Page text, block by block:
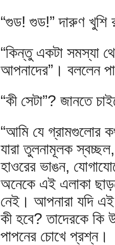
“গুড! গুড!” দারুণ খুশি
“কিন্তু একটা সমস্যা
আপনাদের”। বললেন
“কী সেটা”? জানতে
“আমি যে গ্রামগুলোর
যারা তুলনামূলক
হাওরের ভাঙন,
অনেকে এই এলাকা
নেই। আপনারা যদি
কী হবে? তাদেরকে কি
পাপনের চোখে প্রশ্ন।